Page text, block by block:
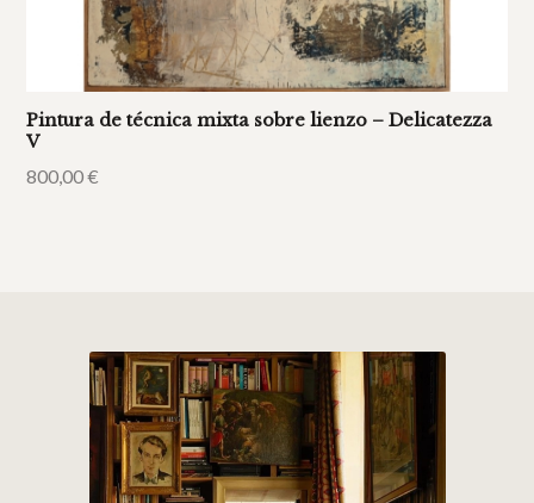
Pintura de técnica mixta sobre lienzo – Delicatezza
V
800,00€